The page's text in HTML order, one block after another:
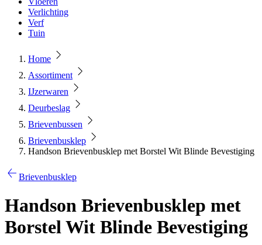
Verlichting
Verf
Tuin
Home
Assortiment
IJzerwaren
Deurbeslag
Brievenbussen
Brievenbusklep
Handson Brievenbusklep met Borstel Wit Blinde Bevestiging
Brievenbusklep
Handson Brievenbusklep met
Borstel Wit Blinde Bevestiging